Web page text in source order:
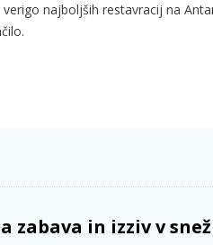
najboljših restavracij na
zabava in izziv v